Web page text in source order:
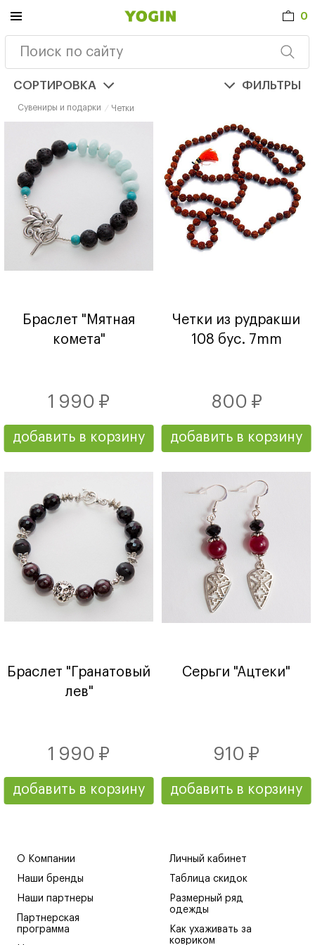
0
Сувениры и подарки Четки
СОРТИРОВКА ФИЛЬТРЫ
Браслет "Мятная
комета"
1 990 ₽
добавить в корзину
Четки из рудракши
108 бус. 7mm
800 ₽
добавить в корзину
Браслет "Гранатовый
лев"
1 990 ₽
добавить в корзину
Серьги "Ацтеки"
910 ₽
добавить в корзину
О Компании
Наши бренды
Наши партнеры
Партнерская
программа
Личный кабинет
Таблица скидок
Размерный ряд
одежды
Как ухаживать за
ковриком